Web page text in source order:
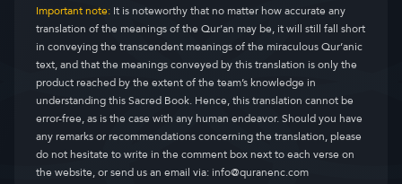
Important note:It is noteworthy that no matter how accurate any
translation of the meanings of the Qur’an may be, it will still fall short
in conveying the transcendent meanings of the miraculous Qur’anic
text, and that the meanings conveyed by this translation is only the
product reached by the extent of the team’s knowledge in
understanding this Sacred Book. Hence, this translation cannot be
error-free, as is the case with any human endeavor. Should you have
any remarks or recommendations concerning the translation, please
do not hesitate to write in the comment box next to each verse on
the website, or send us an email via:info@quranenc.com